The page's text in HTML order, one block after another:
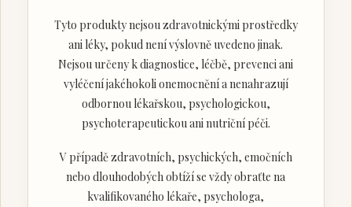
Tyto produkty nejsou zdravotnickými prostředky
ani léky, pokud není výslovně uvedeno jinak.
Nejsou určeny k diagnostice, léčbě, prevenci ani
vyléčení jakéhokoli onemocnění a nenahrazují
odbornou lékařskou, psychologickou,
psychoterapeutickou ani nutriční péči.
V případě zdravotních, psychických, emočních
nebo dlouhodobých obtíží se vždy obraťte na
kvalifikovaného lékaře, psychologa,